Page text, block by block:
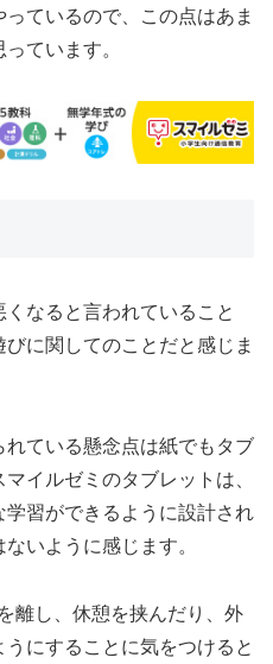
ているので、この点はあま
ています。
なると言われていること
に関してのことだと感じま
ている懸念点は紙でもタブ
イルゼミのタブレットは、
習ができるように設計され
いように感じます。
離し、休憩を挟んだり、外
にすることに気をつけると